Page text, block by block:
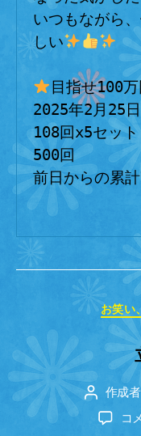
いつもながら
しい
目指せ100万
2025年2月25
108回x5セッ
500回
前日からの累
お笑い
投
稿
者
作成
立
コ